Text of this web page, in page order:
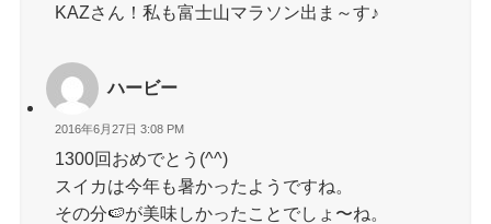
KAZさん！私も富士山マラソン出ま～す♪
ハービー
2016年6月27日 3:08 PM
1300回おめでとう(^^)
スイカは今年も暑かったようですね。
その分🍉が美味しかったことでしょ〜ね。